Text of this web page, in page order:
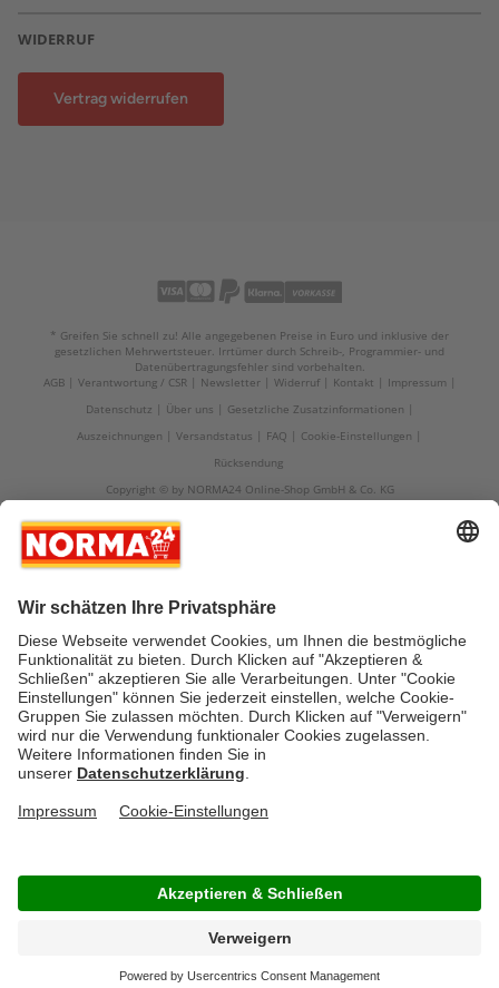
WIDERRUF
Vertrag widerrufen
* Greifen Sie schnell zu! Alle angegebenen Preise in Euro und inklusive der
gesetzlichen Mehrwertsteuer. Irrtümer durch Schreib-, Programmier- und
Datenübertragungsfehler sind vorbehalten.
AGB
Verantwortung / CSR Newsletter Widerruf Kontakt
Impressum
Datenschutz
Über uns
Gesetzliche Zusatzinformationen
Auszeichnungen
Versandstatus FAQ
Cookie-Einstellungen
Rücksendung
Copyright © by NORMA24 Online-Shop GmbH & Co. KG